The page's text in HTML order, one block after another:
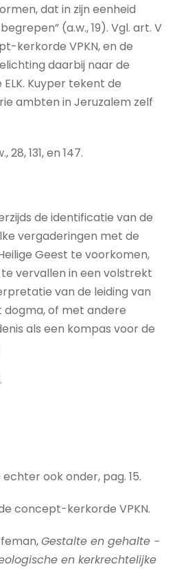
dat in zijn eenheid
(a.w., 19). Vgl. art. V
kerkorde VPKN, en de
daarbij naar de
Kuyper tekent de
ambten in Jeruzalem zelf
28, 131, en 147.
de identificatie van de
vergaderingen met de
Geest te voorkomen,
vervallen in een volstrekt
van de leiding van
dogma, of met andere
als een kompas voor de
echter ook onder, pag. 15.
concept-kerkorde VPKN.
Gestalte en gehalte −
en kerkrechtelijke